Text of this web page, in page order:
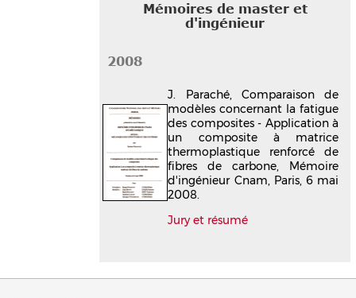
Mémoires de master et
d'ingénieur
2008
J. Paraché, Comparaison de
modèles concernant la fatigue
des composites - Application à
un composite à matrice
thermoplastique renforcé de
fibres de carbone, Mémoire
d'ingénieur Cnam, Paris, 6 mai
2008.
Jury et résumé